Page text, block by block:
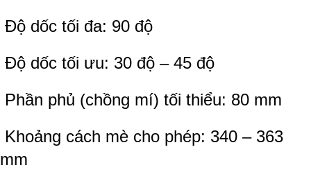
Độ dốc tối đa: 90 độ
Độ dốc tối ưu: 30 độ – 45 độ
Phần phủ (chồng mí) tối thiểu: 80 mm
Khoảng cách mè cho phép: 340 – 363
mm